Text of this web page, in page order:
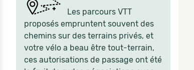
Les parcours VTT
proposés empruntent souvent des
chemins sur des terrains privés, et
votre vélo a beau être tout-terrain,
ces autorisations de passage ont été